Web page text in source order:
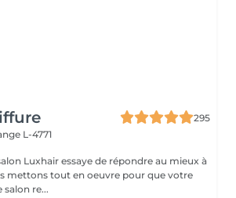
295
L-4771
Luxhair essaye de répondre au mieux à
salon re...